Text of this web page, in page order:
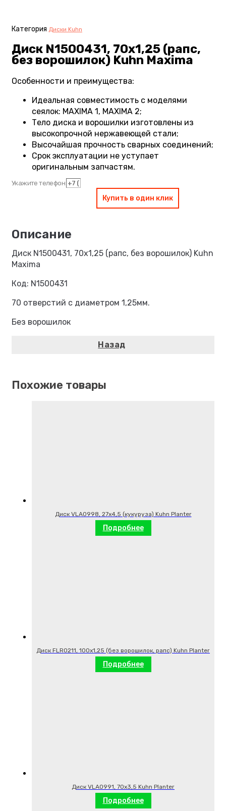
Категория Диски Kuhn
Диск N1500431, 70х1,25 (рапс,
без ворошилок) Kuhn Maxima
Особенности и преимущества:
Идеальная совместимость с моделями
сеялок: MAXIMA 1, MAXIMA 2;
Тело диска и ворошилки изготовлены из
высокопрочной нержавеющей стали;
Высочайшая прочность сварных соединений;
Срок эксплуатации не уступает
оригинальным запчастям.
Укажите телефон
Купить в один клик
Диск N1500431, 70х1,25 (рапс, без ворошилок) Kuhn
Maxima
Код: N1500431
70 отверстий с диаметром 1,25мм.
Без ворошилок
Похожие товары
Диск VLA0998, 27х4,5 (кукуруза) Kuhn Planter
Подробнее
Диск FLR0211, 100х1,25 (без ворошилок, рапс) Kuhn Planter
Подробнее
Диск VLA0991, 70х3,5 Kuhn Planter
Подробнее